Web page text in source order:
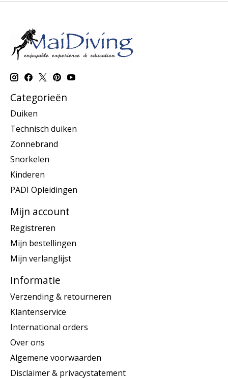
Categorieën
Duiken
Technisch duiken
Zonnebrand
Snorkelen
Kinderen
PADI Opleidingen
Mijn account
Registreren
Mijn bestellingen
Mijn verlanglijst
Informatie
Verzending & retourneren
Klantenservice
International orders
Over ons
Algemene voorwaarden
Disclaimer & privacystatement